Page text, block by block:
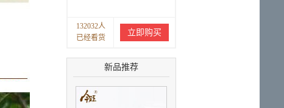
132032人
已经看货
立即购买
新品推荐